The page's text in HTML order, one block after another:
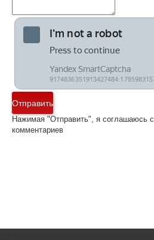
Отправить
Нажимая "Отправить", я соглашаюсь с
комментариев